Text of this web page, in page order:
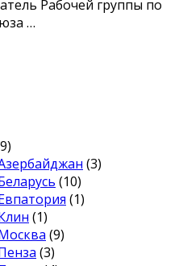
Рабочей группы по
…
(3)
(10)
(1)
(1)
(9)
(3)